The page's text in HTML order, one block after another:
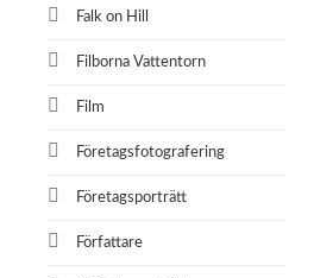
Falk on Hill
Filborna Vattentorn
Film
Företagsfotografering
Företagsporträtt
Författare